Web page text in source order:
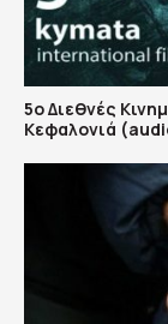
5ο Διεθνές
Κεφαλονιά